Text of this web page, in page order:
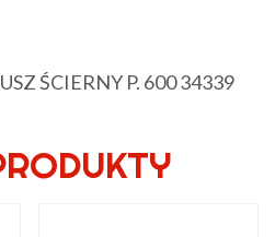
ŚCIERNY P. 600 34339